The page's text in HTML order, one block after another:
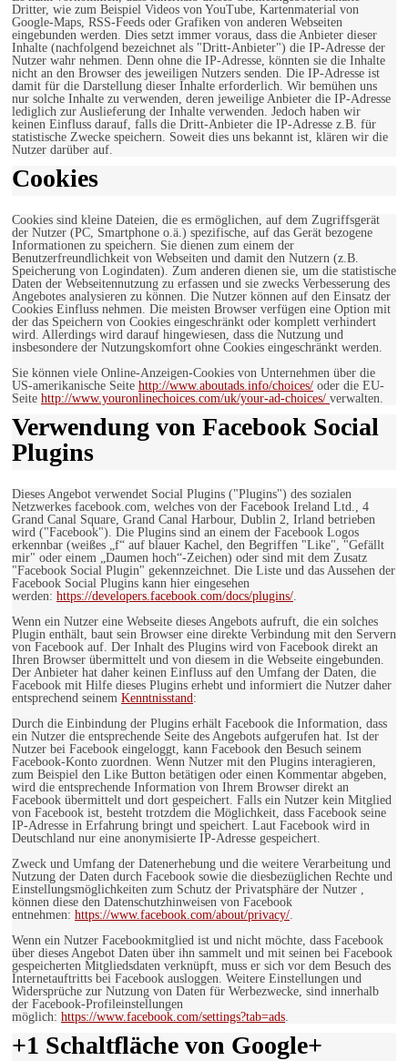
Dritter, wie zum Beispiel Videos von YouTube, Kartenmaterial von
Google-Maps, RSS-Feeds oder Grafiken von anderen Webseiten
eingebunden werden. Dies setzt immer voraus, dass die Anbieter dieser
Inhalte (nachfolgend bezeichnet als "Dritt-Anbieter") die IP-Adresse der
Nutzer wahr nehmen. Denn ohne die IP-Adresse, könnten sie die Inhalte
nicht an den Browser des jeweiligen Nutzers senden. Die IP-Adresse ist
damit für die Darstellung dieser Inhalte erforderlich. Wir bemühen uns
nur solche Inhalte zu verwenden, deren jeweilige Anbieter die IP-Adresse
lediglich zur Auslieferung der Inhalte verwenden. Jedoch haben wir
keinen Einfluss darauf, falls die Dritt-Anbieter die IP-Adresse z.B. für
statistische Zwecke speichern. Soweit dies uns bekannt ist, klären wir die
Nutzer darüber auf.
Cookies
Cookies sind kleine Dateien, die es ermöglichen, auf dem Zugriffsgerät
der Nutzer (PC, Smartphone o.ä.) spezifische, auf das Gerät bezogene
Informationen zu speichern. Sie dienen zum einem der
Benutzerfreundlichkeit von Webseiten und damit den Nutzern (z.B.
Speicherung von Logindaten). Zum anderen dienen sie, um die statistische
Daten der Webseitennutzung zu erfassen und sie zwecks Verbesserung des
Angebotes analysieren zu können. Die Nutzer können auf den Einsatz der
Cookies Einfluss nehmen. Die meisten Browser verfügen eine Option mit
der das Speichern von Cookies eingeschränkt oder komplett verhindert
wird. Allerdings wird darauf hingewiesen, dass die Nutzung und
insbesondere der Nutzungskomfort ohne Cookies eingeschränkt werden.
Sie können viele Online-Anzeigen-Cookies von Unternehmen über die
US-amerikanische Seite http://www.aboutads.info/choices/ oder die EU-
Seite http://www.youronlinechoices.com/uk/your-ad-choices/ verwalten.
Verwendung von Facebook Social
Plugins
Dieses Angebot verwendet Social Plugins ("Plugins") des sozialen
Netzwerkes facebook.com, welches von der Facebook Ireland Ltd., 4
Grand Canal Square, Grand Canal Harbour, Dublin 2, Irland betrieben
wird ("Facebook"). Die Plugins sind an einem der Facebook Logos
erkennbar (weißes „f“ auf blauer Kachel, den Begriffen "Like", "Gefällt
mir" oder einem „Daumen hoch“-Zeichen) oder sind mit dem Zusatz
"Facebook Social Plugin" gekennzeichnet. Die Liste und das Aussehen der
Facebook Social Plugins kann hier eingesehen
werden: https://developers.facebook.com/docs/plugins/.
Wenn ein Nutzer eine Webseite dieses Angebots aufruft, die ein solches
Plugin enthält, baut sein Browser eine direkte Verbindung mit den Servern
von Facebook auf. Der Inhalt des Plugins wird von Facebook direkt an
Ihren Browser übermittelt und von diesem in die Webseite eingebunden.
Der Anbieter hat daher keinen Einfluss auf den Umfang der Daten, die
Facebook mit Hilfe dieses Plugins erhebt und informiert die Nutzer daher
entsprechend seinem Kenntnisstand:
Durch die Einbindung der Plugins erhält Facebook die Information, dass
ein Nutzer die entsprechende Seite des Angebots aufgerufen hat. Ist der
Nutzer bei Facebook eingeloggt, kann Facebook den Besuch seinem
Facebook-Konto zuordnen. Wenn Nutzer mit den Plugins interagieren,
zum Beispiel den Like Button betätigen oder einen Kommentar abgeben,
wird die entsprechende Information von Ihrem Browser direkt an
Facebook übermittelt und dort gespeichert. Falls ein Nutzer kein Mitglied
von Facebook ist, besteht trotzdem die Möglichkeit, dass Facebook seine
IP-Adresse in Erfahrung bringt und speichert. Laut Facebook wird in
Deutschland nur eine anonymisierte IP-Adresse gespeichert.
Zweck und Umfang der Datenerhebung und die weitere Verarbeitung und
Nutzung der Daten durch Facebook sowie die diesbezüglichen Rechte und
Einstellungsmöglichkeiten zum Schutz der Privatsphäre der Nutzer ,
können diese den Datenschutzhinweisen von Facebook
entnehmen: https://www.facebook.com/about/privacy/.
Wenn ein Nutzer Facebookmitglied ist und nicht möchte, dass Facebook
über dieses Angebot Daten über ihn sammelt und mit seinen bei Facebook
gespeicherten Mitgliedsdaten verknüpft, muss er sich vor dem Besuch des
Internetauftritts bei Facebook ausloggen. Weitere Einstellungen und
Widersprüche zur Nutzung von Daten für Werbezwecke, sind innerhalb
der Facebook-Profileinstellungen
möglich: https://www.facebook.com/settings?tab=ads.
+1 Schaltfläche von Google+